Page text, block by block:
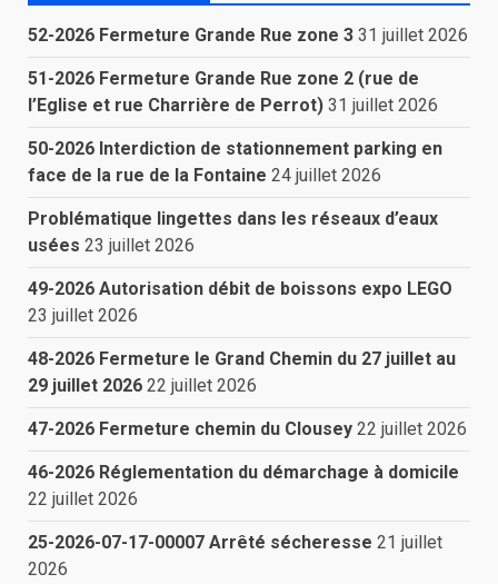
52-2026 Fermeture Grande Rue zone 3 31 juillet 2026
51-2026 Fermeture Grande Rue zone 2 (rue de
l’Eglise et rue Charrière de Perrot) 31 juillet 2026
50-2026 Interdiction de stationnement parking en
face de la rue de la Fontaine 24 juillet 2026
Problématique lingettes dans les réseaux d’eaux
usées 23 juillet 2026
49-2026 Autorisation débit de boissons expo LEGO
23 juillet 2026
48-2026 Fermeture le Grand Chemin du 27 juillet au
29 juillet 2026 22 juillet 2026
47-2026 Fermeture chemin du Clousey 22 juillet 2026
46-2026 Réglementation du démarchage à domicile
22 juillet 2026
25-2026-07-17-00007 Arrêté sécheresse 21 juillet
2026